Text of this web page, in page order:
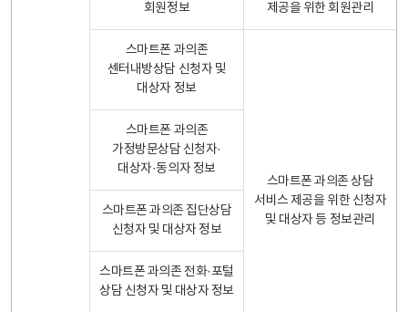
회원정보
제공을 위한 회원관리
스마트폰 과의존
센터내방상담 신청자 및
대상자 정보
스마트폰 과의존 상담
서비스 제공을 위한 신청자
및 대상자 등 정보관리
스마트폰 과의존
가정방문상담 신청자·
대상자·동의자 정보
스마트폰 과의존 집단상담
신청자 및 대상자 정보
스마트폰 과의존 전화·포털
상담 신청자 및 대상자 정보